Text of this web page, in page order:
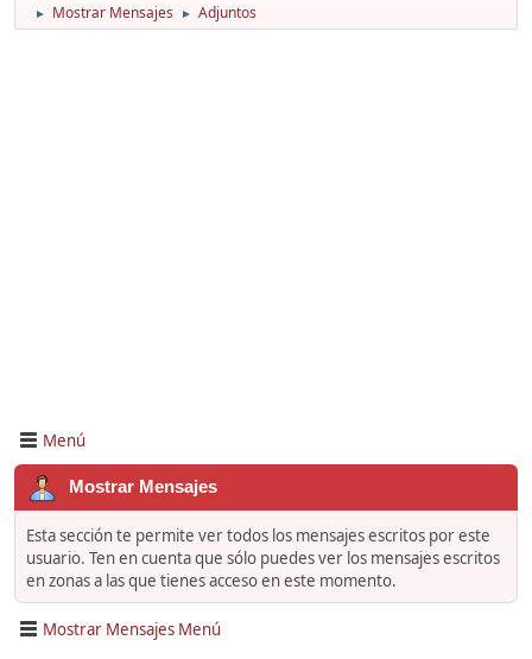
► Mostrar Mensajes ► Adjuntos
Menú
Mostrar Mensajes
Esta sección te permite ver todos los mensajes escritos por este
usuario. Ten en cuenta que sólo puedes ver los mensajes escritos
en zonas a las que tienes acceso en este momento.
Mostrar Mensajes Menú